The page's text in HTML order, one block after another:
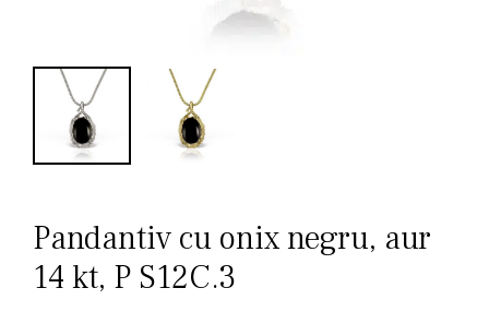
Pandantiv cu onix negru, aur
14 kt, P S12C.3